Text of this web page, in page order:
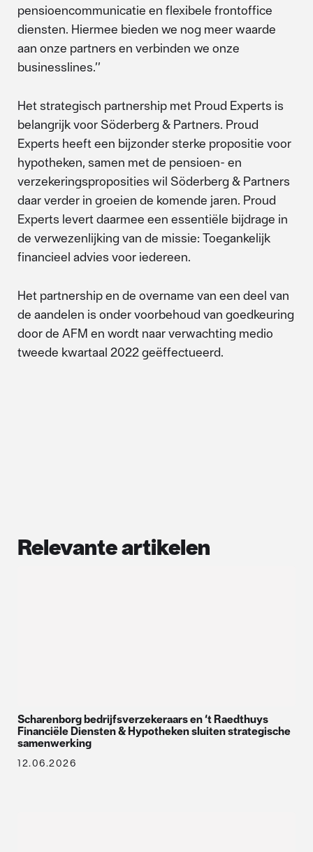
pensioencommunicatie en flexibele frontoffice
diensten. Hiermee bieden we nog meer waarde
aan onze partners en verbinden we onze
businesslines.’’
Het strategisch partnership met Proud Experts is
belangrijk voor Söderberg & Partners. Proud
Experts heeft een bijzonder sterke propositie voor
hypotheken, samen met de pensioen- en
verzekeringsproposities wil Söderberg & Partners
daar verder in groeien de komende jaren. Proud
Experts levert daarmee een essentiële bijdrage in
de verwezenlijking van de missie: Toegankelijk
financieel advies voor iedereen.
Het partnership en de overname van een deel van
de aandelen is onder voorbehoud van goedkeuring
door de AFM en wordt naar verwachting medio
tweede kwartaal 2022 geëffectueerd.
Relevante artikelen
Scharenborg bedrijfsverzekeraars en ‘t Raedthuys
Financiële Diensten & Hypotheken sluiten strategische
samenwerking
12.06.2026